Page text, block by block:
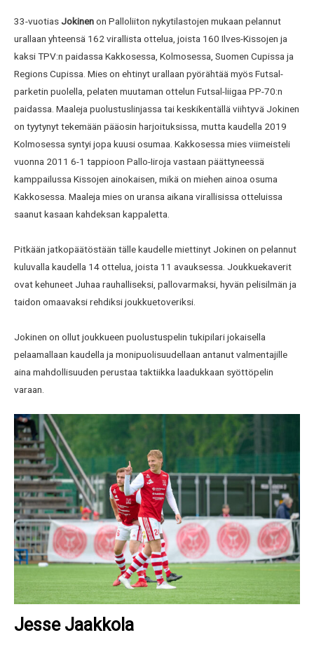
33-vuotiasJokinenon Palloliiton nykytilastojen mukaan pelannut
urallaan yhteensä 162 virallista ottelua, joista 160 Ilves-Kissojen ja
kaksi TPV:n paidassa Kakkosessa, Kolmosessa, Suomen Cupissa ja
Regions Cupissa. Mies on ehtinyt urallaan pyörähtää myös Futsal-
parketin puolella, pelaten muutaman ottelun Futsal-liigaa PP-70:n
paidassa. Maaleja puolustuslinjassa tai keskikentällä viihtyvä Jokinen
on tyytynyt tekemään pääosin harjoituksissa, mutta kaudella 2019
Kolmosessa syntyi jopa kuusi osumaa. Kakkosessa mies viimeisteli
vuonna 2011 6-1 tappioon Pallo-Iiroja vastaan päättyneessä
kamppailussa Kissojen ainokaisen, mikä on miehen ainoa osuma
Kakkosessa. Maaleja mies on uransa aikana virallisissa otteluissa
saanut kasaan kahdeksan kappaletta.
Pitkään jatkopäätöstään tälle kaudelle miettinyt Jokinen on pelannut
kuluvalla kaudella 14 ottelua, joista 11 avauksessa. Joukkuekaverit
ovat kehuneet Juhaa rauhalliseksi, pallovarmaksi, hyvän pelisilmän ja
taidon omaavaksi rehdiksi joukkuetoveriksi.
Jokinen on ollut joukkueen puolustuspelin tukipilari jokaisella
pelaamallaan kaudella ja monipuolisuudellaan antanut valmentajille
aina mahdollisuuden perustaa taktiikka laadukkaan syöttöpelin
varaan.
Jesse Jaakkola